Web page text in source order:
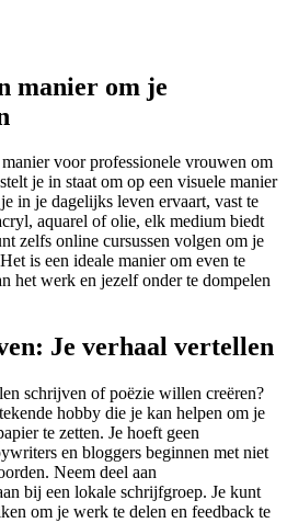
manier om je
voor professionele vrouwen om
je in staat om op een visuele manier
in je dagelijks leven ervaart, vast te
aquarel of olie, elk medium biedt
zelfs online cursussen volgen om je
is een ideale manier om even te
het werk en jezelf onder te dompelen
Je verhaal vertellen
schrijven of poëzie willen creëren?
hobby die je kan helpen om je
te zetten. Je hoeft geen
en bloggers beginnen met niet
Neem deel aan
bij een lokale schrijfgroep. Je kunt
om je werk te delen en feedback te